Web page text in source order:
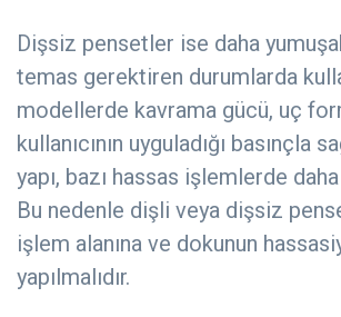
Dişsiz pensetler ise daha
temas gerektiren durumlarda
modellerde kavrama gücü, uç
kullanıcının uyguladığı basınçla
yapı, bazı hassas işlemlerde
Bu nedenle dişli veya dişsiz
işlem alanına ve dokunun
yapılmalıdır.